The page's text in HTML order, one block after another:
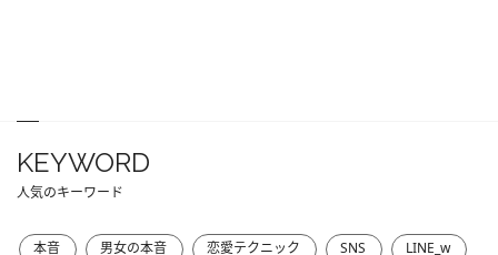
KEYWORD
人気のキーワード
本音 男女の本音 恋愛テクニック SNS
LINE_w